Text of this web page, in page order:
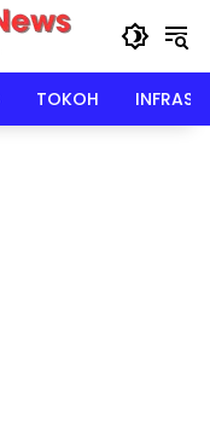
TOKOH